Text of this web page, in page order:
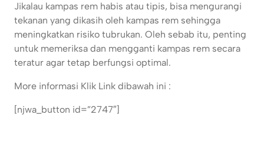
Jikalau kampas rem habis atau tipis, bisa mengurangi
tekanan yang dikasih oleh kampas rem sehingga
meningkatkan risiko tubrukan. Oleh sebab itu, penting
untuk memeriksa dan mengganti kampas rem secara
teratur agar tetap berfungsi optimal.
More informasi Klik Link dibawah ini :
[njwa_button id=”2747″]